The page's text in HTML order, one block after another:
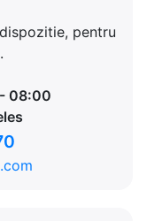
pentru
08:00